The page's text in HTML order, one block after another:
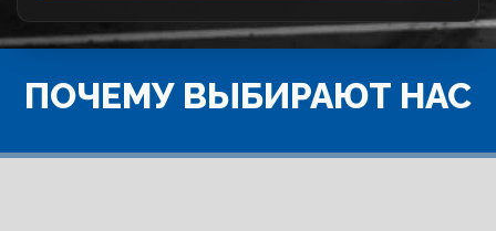
ПОЧЕМУ ВЫБИРАЮТ НАС